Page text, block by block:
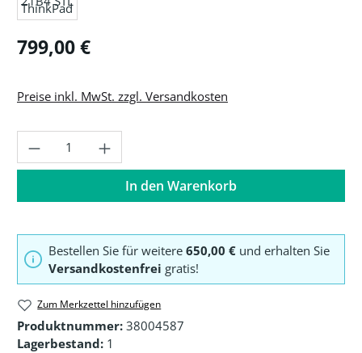
Regulärer Preis:
799,00 €
Preise inkl. MwSt. zzgl. Versandkosten
Produkt Anzahl: Gib den gewünschten
In den Warenkorb
Bestellen Sie für weitere 650,00 € und erhalten Sie
Versandkostenfrei gratis!
Zum Merkzettel hinzufügen
Produktnummer: 38004587
Lagerbestand: 1